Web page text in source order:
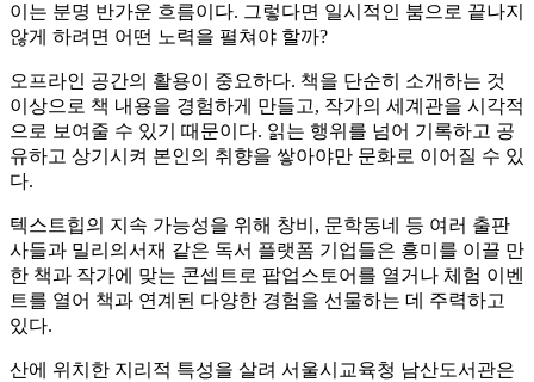
이는 분명 반가운 흐름이다. 그렇다면 일시적인 붐으로 끝나지
않게 하려면 어떤 노력을 펼쳐야 할까?
오프라인 공간의 활용이 중요하다. 책을 단순히 소개하는 것
이상으로 책 내용을 경험하게 만들고, 작가의 세계관을 시각적
으로 보여줄 수 있기 때문이다. 읽는 행위를 넘어 기록하고 공
유하고 상기시켜 본인의 취향을 쌓아야만 문화로 이어질 수 있
다.
텍스트힙의 지속 가능성을 위해 창비, 문학동네 등 여러 출판
사들과 밀리의서재 같은 독서 플랫폼 기업들은 흥미를 이끌 만
한 책과 작가에 맞는 콘셉트로 팝업스토어를 열거나 체험 이벤
트를 열어 책과 연계된 다양한 경험을 선물하는 데 주력하고
있다.
산에 위치한 지리적 특성을 살려 서울시교육청 남산도서관은